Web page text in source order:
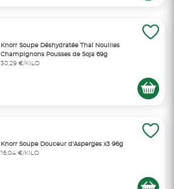
Knorr Soupe Déshydratée Thaï Nouilles
Champignons Pousses de Soja 69g
30,29 €/KILO
Knorr Soupe Douceur d'Asperges x3 96g
16,04 €/KILO